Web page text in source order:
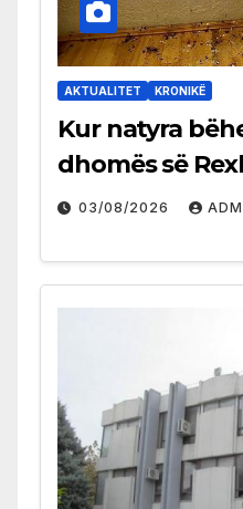
AKTUALITET KRONIKË
Kur natyra
dhomës së
03/08/2026